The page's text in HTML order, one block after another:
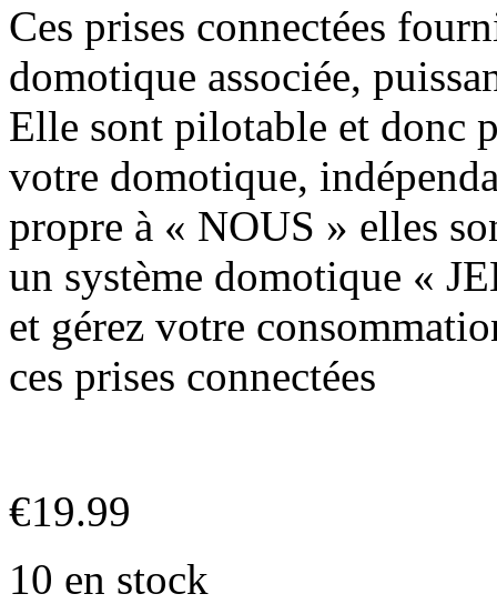
Ces prises connectées
domotique associée,
Elle sont pilotable et donc
votre domotique,
propre à « NOUS » elles
un système domotique «
et gérez votre
ces prises connectées
€19.99
10 en stock